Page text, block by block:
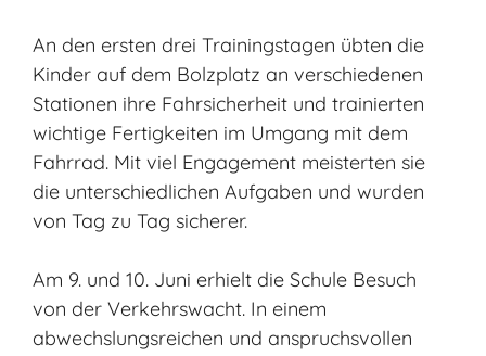
An den ersten drei Trainingstagen übten die
Kinder auf dem Bolzplatz an verschiedenen
Stationen ihre Fahrsicherheit und trainierten
wichtige Fertigkeiten im Umgang mit dem
Fahrrad. Mit viel Engagement meisterten sie
die unterschiedlichen Aufgaben und wurden
von Tag zu Tag sicherer.
Am 9. und 10. Juni erhielt die Schule Besuch
von der Verkehrswacht. In einem
abwechslungsreichen und anspruchsvollen